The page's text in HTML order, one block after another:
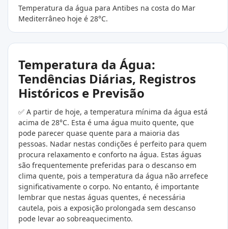
Temperatura da água para Antibes na costa do Mar
Mediterrâneo hoje é 28°C.
Temperatura da Água:
Tendências Diárias, Registros
Históricos e Previsão
✅ A partir de hoje, a temperatura mínima da água está
acima de 28°C. Esta é uma água muito quente, que
pode parecer quase quente para a maioria das
pessoas. Nadar nestas condições é perfeito para quem
procura relaxamento e conforto na água. Estas águas
são frequentemente preferidas para o descanso em
clima quente, pois a temperatura da água não arrefece
significativamente o corpo. No entanto, é importante
lembrar que nestas águas quentes, é necessária
cautela, pois a exposição prolongada sem descanso
pode levar ao sobreaquecimento.